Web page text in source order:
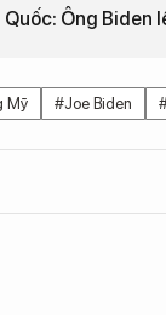
Ông
Mỹ #Joe Biden